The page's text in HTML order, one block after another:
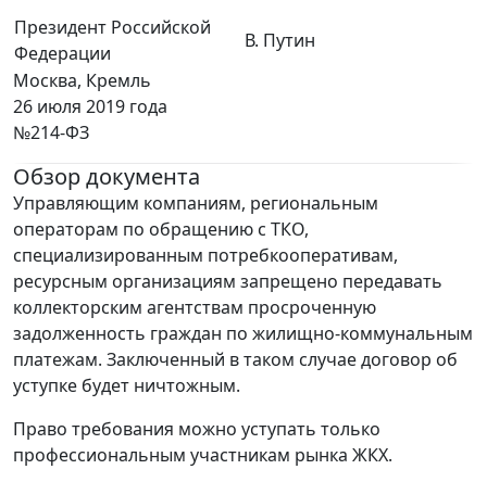
Президент Российской
Федерации
В. Путин
Москва, Кремль
26 июля 2019 года
№214-ФЗ
Обзор документа
Управляющим компаниям, региональным
операторам по обращению с ТКО,
специализированным потребкооперативам,
ресурсным организациям запрещено передавать
коллекторским агентствам просроченную
задолженность граждан по жилищно-коммунальным
платежам. Заключенный в таком случае договор об
уступке будет ничтожным.
Право требования можно уступать только
профессиональным участникам рынка ЖКХ.